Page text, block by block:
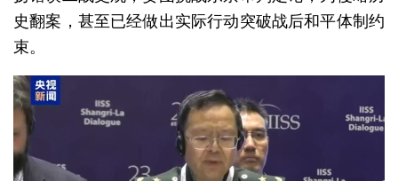
史翻案，甚至已经做出实际行动突破战后和平体制约
束。